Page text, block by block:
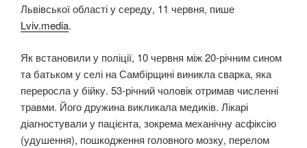
Львівської області у середу, 11 червня, пише
Lviv.media.
Як встановили у поліції, 10 червня між 20-річним сином
та батьком у селі на Самбірщині виникла сварка, яка
переросла у бійку. 53-річний чоловік отримав численні
травми. Його дружина викликала медиків. Лікарі
діагностували у пацієнта, зокрема механічну асфіксію
(удушення), пошкодження головного мозку, перелом